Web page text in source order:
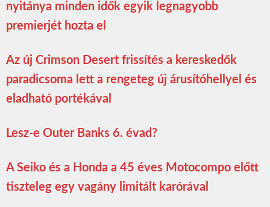
nyitánya minden idők egyik legnagyobb
premierjét hozta el
Az új Crimson Desert frissítés a kereskedők
paradicsoma lett a rengeteg új árusítóhellyel és
eladható portékával
Lesz-e Outer Banks 6. évad?
A Seiko és a Honda a 45 éves Motocompo előtt
tiszteleg egy vagány limitált karórával